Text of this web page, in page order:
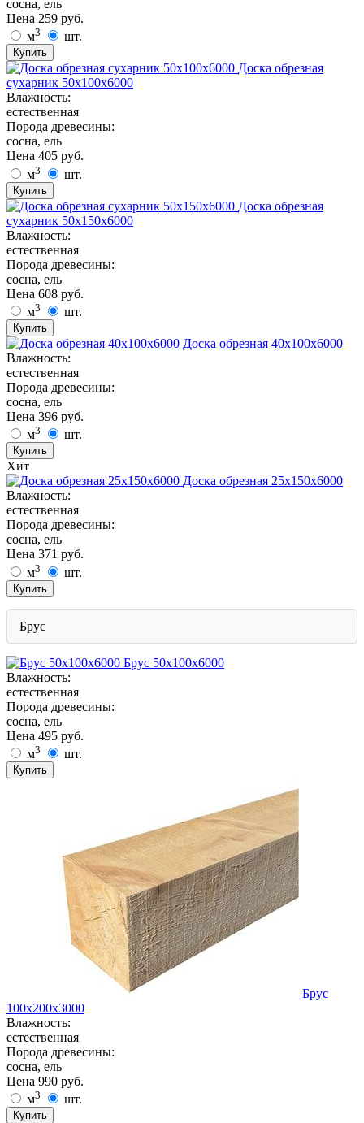
сосна, ель
Цена 259 руб.
м3 шт.
Купить
Доска обрезная
сухарник 50х100х6000
Влажность:
естественная
Порода древесины:
сосна, ель
Цена 405 руб.
м3 шт.
Купить
Доска обрезная
сухарник 50х150х6000
Влажность:
естественная
Порода древесины:
сосна, ель
Цена 608 руб.
м3 шт.
Купить
Доска обрезная 40х100х6000
Влажность:
естественная
Порода древесины:
сосна, ель
Цена 396 руб.
м3 шт.
Купить
Хит
Доска обрезная 25х150х6000
Влажность:
естественная
Порода древесины:
сосна, ель
Цена 371 руб.
м3 шт.
Купить
Брус
Брус 50х100х6000
Влажность:
естественная
Порода древесины:
сосна, ель
Цена 495 руб.
м3 шт.
Купить
Брус
100х200х3000
Влажность:
естественная
Порода древесины:
сосна, ель
Цена 990 руб.
м3 шт.
Купить